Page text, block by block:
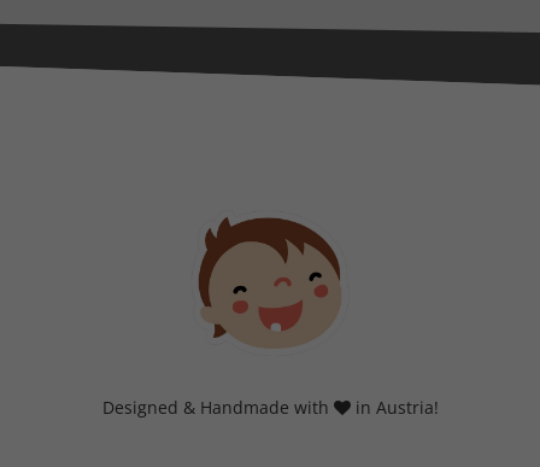
Designed & Handmade with in Austria!